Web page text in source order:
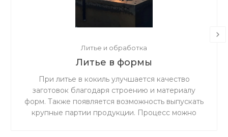
Литье и обработка
Литье в формы
При литье в кокиль улучшается качество
заготовок благодаря строению и материалу
форм. Также появляется возможность выпускать
крупные партии продукции. Процесс можно